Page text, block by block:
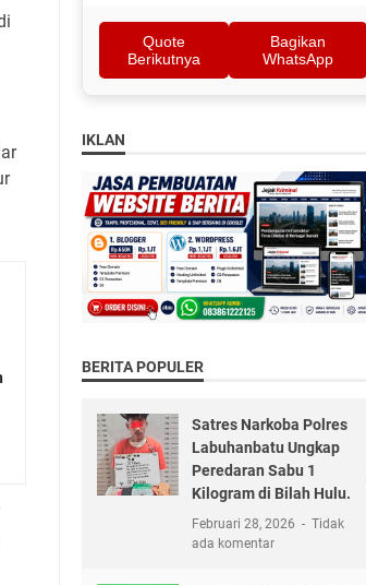
Quote
Berikutnya
Bagikan
WhatsApp
IKLAN
BERITA POPULER
Satres Narkoba Polres
Labuhanbatu Ungkap
Peredaran Sabu 1
Kilogram di Bilah Hulu.
Februari 28, 2026
Tidak
ada komentar